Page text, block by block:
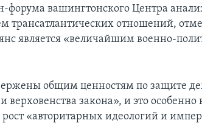
форума вашингтонского Центра
трансатлантических отношений,
является «величайшим военно-
общим ценностям по защите
закона», и это особенно
«авторитарных идеологий и